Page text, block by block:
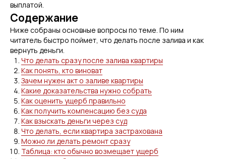
выплатой.
Содержание
Ниже собраны основные вопросы по теме. По ним
читатель быстро поймет, что делать после залива и как
вернуть деньги.
Что делать сразу после залива квартиры
Как понять, кто виноват
Зачем нужен акт о заливе квартиры
Какие доказательства нужно собрать
Как оценить ущерб правильно
Как получить компенсацию без суда
Как взыскать деньги через суд
Что делать, если квартира застрахована
Можно ли делать ремонт сразу
Таблица: кто обычно возмещает ущерб